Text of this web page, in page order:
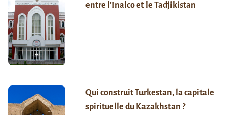
entre l’Inalco et le Tadjikistan
Qui construit Turkestan, la capitale
spirituelle du Kazakhstan ?